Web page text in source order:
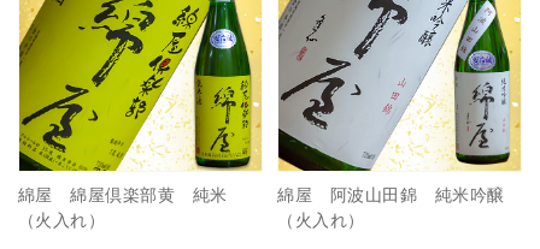
綿屋 綿屋倶楽部黄 純米
（火入れ）
綿屋 阿波山田錦 純米吟醸
（火入れ）